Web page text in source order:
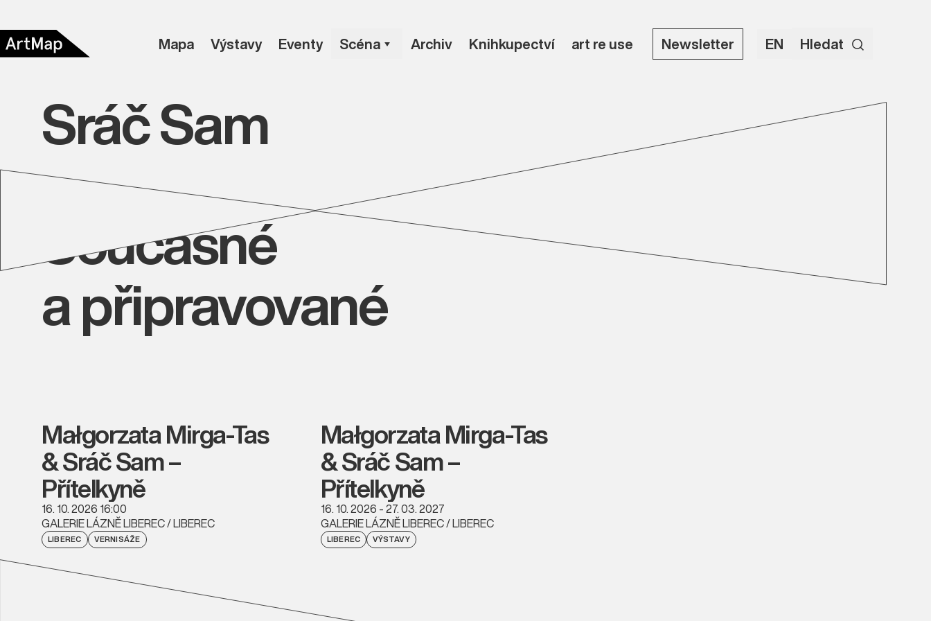
Mapa Výstavy Eventy Scéna Archiv Knihkupectví art re use Newsletter EN Hledat
Sráč Sam
Současné
a připravované
Małgorzata Mirga-Tas
& Sráč Sam –
Přítelkyně
16. 10. 2026 16:00
GALERIE LÁZNĚ LIBEREC / LIBEREC
LIBEREC VERNISÁŽE
Małgorzata Mirga-Tas
& Sráč Sam –
Přítelkyně
16. 10. 2026 - 27. 03. 2027
GALERIE LÁZNĚ LIBEREC / LIBEREC
LIBEREC VÝSTAVY